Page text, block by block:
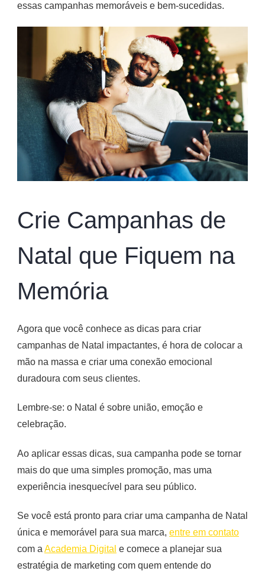
essas campanhas memoráveis e bem-sucedidas.
Crie Campanhas de
Natal que Fiquem na
Memória
Agora que você conhece as dicas para criar
campanhas de Natal impactantes, é hora de colocar a
mão na massa e criar uma conexão emocional
duradoura com seus clientes.
Lembre-se: o Natal é sobre união, emoção e
celebração.
Ao aplicar essas dicas, sua campanha pode se tornar
mais do que uma simples promoção, mas uma
experiência inesquecível para seu público.
Se você está pronto para criar uma campanha de Natal
única e memorável para sua marca, entre em contato
com a Academia Digital e comece a planejar sua
estratégia de marketing com quem entende do